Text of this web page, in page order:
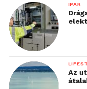
IPAR
Az